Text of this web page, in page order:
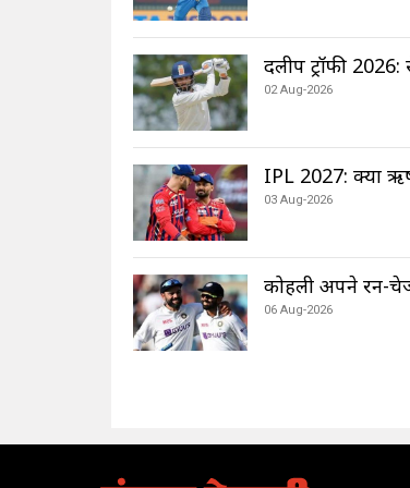
दलीप ट्रॉफी
02 Aug-2026
IPL 2027: क्या
03 Aug-2026
कोहली अपने रन-
06 Aug-2026